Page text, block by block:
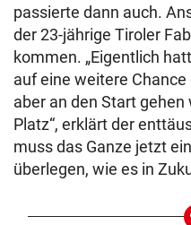
passierte dann auch.
der 23-jährige Tiroler
kommen. „Eigentlich
auf eine weitere
aber an den Start
Platz“, erklärt der
muss das Ganze jetzt
überlegen, wie es in